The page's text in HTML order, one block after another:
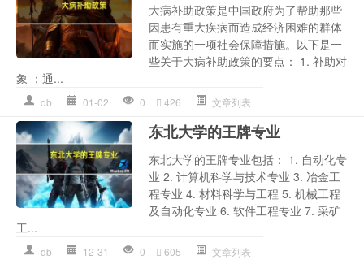
大病补助政策是中国政府为了帮助那些
因患有重大疾病而造成经济困难的群体
而实施的一项社会保障措施。以下是一
些关于大病补助政策的要点： 1. 补助对
象 ：通...
db 01-02 0 426 文章列表
东北大学的王牌专业
东北大学的王牌专业包括： 1. 自动化专
业 2. 计算机科学与技术专业 3. 冶金工
程专业 4. 材料科学与工程 5. 机械工程
及自动化专业 6. 软件工程专业 7. 采矿
工...
db 12-31 0 605 文章列表